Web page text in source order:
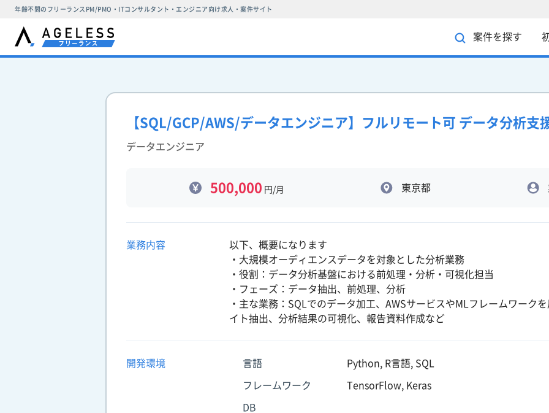
年齢不問のフリーランスPM/PMO・ITコンサルタント・エンジニア向け求人・案件サイト
案件を探す
【SQL/GCP/AWS/データエンジニア】フルリモート可 データ分析支
データエンジニア
500,000 円/月 東京都
業務内容
以下、概要になります
・大規模オーディエンスデータを対象とした分析業務
・役割：データ分析基盤における前処理・分析・可視化担当
・フェーズ：データ抽出、前処理、分析
・主な業務：SQLでのデータ加工、AWSサービスやMLフレームワーク
イト抽出、分析結果の可視化、報告資料作成など
開発環境 言語 Python, R言語, SQL
フレームワーク TensorFlow, Keras
DB